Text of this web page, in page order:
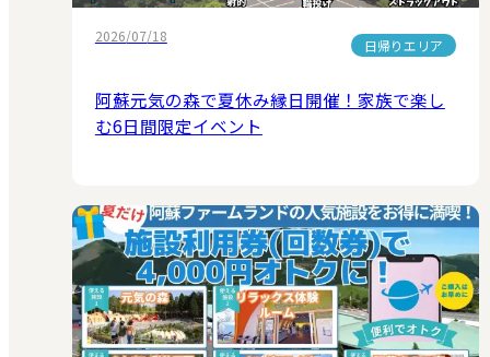
2026/07/18
日帰りエリア
阿蘇元気の森で夏休み縁日開催！家族で楽し
む6日間限定イベント